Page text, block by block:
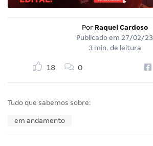
Por Raquel Cardoso
Publicado em 27/02/23
3 min. de leitura
18 0
Tudo que sabemos sobre:
em andamento